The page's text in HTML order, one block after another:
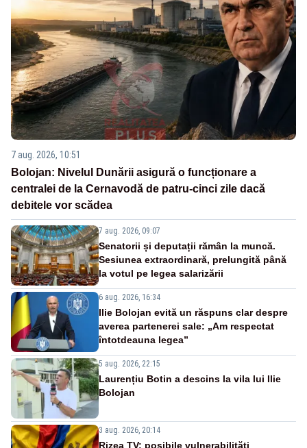
7 aug. 2026, 10:51
Bolojan: Nivelul Dunării asigură o funcționare a
centralei de la Cernavodă de patru-cinci zile dacă
debitele vor scădea
7 aug. 2026, 09:07
Senatorii și deputații rămân la muncă.
Sesiunea extraordinară, prelungită până
la votul pe legea salarizării
6 aug. 2026, 16:34
Ilie Bolojan evită un răspuns clar despre
averea partenerei sale: „Am respectat
întotdeauna legea”
5 aug. 2026, 22:15
Laurențiu Botin a descins la vila lui Ilie
Bolojan
3 aug. 2026, 20:14
Rizea TV: posibile vulnerabilități